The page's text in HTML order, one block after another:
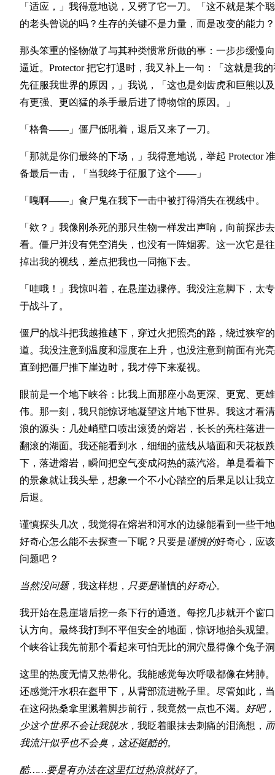
「适应，」我得意地说，又劈了它一刀。「这不就是某个
的老头曾说的吗？生存的关键不是力量，而是改变的能力
那头笨重的怪物做了与其种类惯常所做的事：一步步缓慢
逼近。Protector 把它打退时，我又补上一句：「这就是我
先征服我世界的原因，」我说，「这也是剑齿虎和巨熊以
有更强、更凶猛的杀手最后进了博物馆的原因。」
「格鲁——」僵尸低吼着，退后又来了一刀。
「那就是你们最终的下场，」我得意地说，举起 Protector 准
备最后一击，「当我终于征服了这个——」
「嘎啊——」食尸鬼在我下一击中被打得消失在视线中。
「欸？」我像刚杀死的那只生物一样发出声响，向前探步
看。僵尸并没有凭空消失，也没有一阵烟雾。这一次它是
掉出我的视线，差点把我也一同拖下去。
「哇哦！」我惊叫着，在悬崖边骤停。我没注意脚下，太
于战斗了。
僵尸的战斗把我越推越下，穿过火把照亮的路，绕过狭窄
道。我没注意到温度和湿度在上升，也没注意到前面有光
直到把僵尸推下崖边时，我才停下来凝视。
眼前是一个地下峡谷：比我上面那座小岛更深、更宽、更雄
伟。那一刻，我只能惊讶地凝望这片地下世界。我这才看
浪的源头：几处峭壁口喷出滚烫的熔岩，长长的亮柱落进
翻滚的湖面。我还能看到水，细细的蓝线从墙面和天花板跌
下，落进熔岩，瞬间把空气变成闷热的蒸汽浴。单是看着
的景象就让我头晕，想象一个不小心踏空的后果足以让我
后退。
谨慎探头几次，我觉得在熔岩和河水的边缘能看到一些干
好奇心怎么能不去探查一下呢？只要是谨慎的好奇心，应
问题吧？
当然没问题， 我这样想， 只要是谨慎的好奇心。
我开始在悬崖墙后挖一条下行的通道。每挖几步就开个窗
认方向。最终我打到不平但安全的地面，惊讶地抬头观望
个峡谷让我先前那个看起来可怕无比的洞穴显得像个兔子
这里的热度无情又热带化。我能感觉每次呼吸都像在烤肺
还感觉汗水积在盔甲下，从背部流进靴子里。尽管如此，
在这闷热桑拿里溅着脚步前行，我竟然一点也不渴。
好吧
少这个世界不会让我脱水， 我眨着眼抹去刺痛的泪滴想，
我流汗似乎也不会臭，这还挺酷的。
酷……要是有办法在这里扛过热浪就好了。